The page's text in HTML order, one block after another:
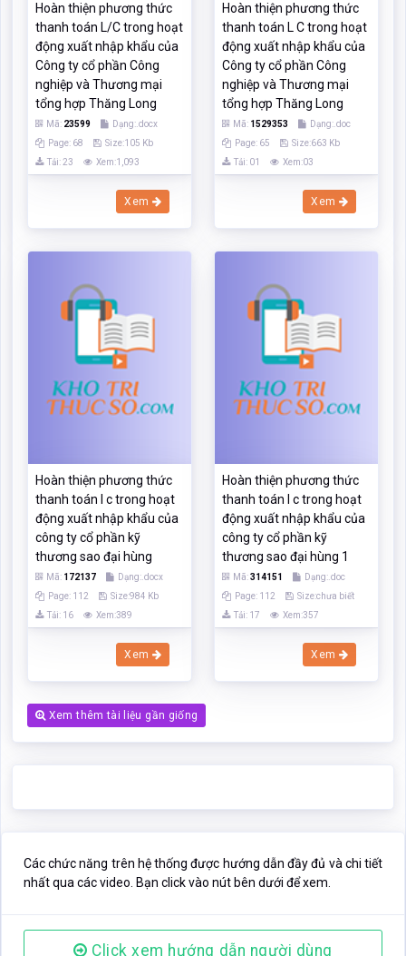
Hoàn thiện phương thức
thanh toán L/C trong hoạt
động xuất nhập khẩu của
Công ty cổ phần Công
nghiệp và Thương mại
tổng hợp Thăng Long
Mã: 23599
Dạng:.docx
Page: 68
Size:105 Kb
Tải: 23
Xem:1,093
Xem
Hoàn thiện phương thức
thanh toán L C trong hoạt
động xuất nhập khẩu của
Công ty cổ phần Công
nghiệp và Thương mại
tổng hợp Thăng Long
Mã: 1529353
Dạng:.doc
Page: 65
Size:663 Kb
Tải: 01
Xem:03
Xem
Hoàn thiện phương thức
thanh toán l c trong hoạt
động xuất nhập khẩu của
công ty cổ phần kỹ
thương sao đại hùng
Mã: 172137
Dạng:.docx
Page: 112
Size:984 Kb
Tải: 16
Xem:389
Xem
Hoàn thiện phương thức
thanh toán l c trong hoạt
động xuất nhập khẩu của
công ty cổ phần kỹ
thương sao đại hùng 1
Mã:314151
Dạng:.doc
Page: 112
Size:chưa biết
Tải: 17
Xem:357
Xem
Xem thêm tài liệu gần giống
Các chức năng trên hệ thống được hướng dẫn đầy đủ và chi tiết
nhất qua các video. Bạn click vào nút bên dưới để xem.
Click xem hướng dẫn người dùng